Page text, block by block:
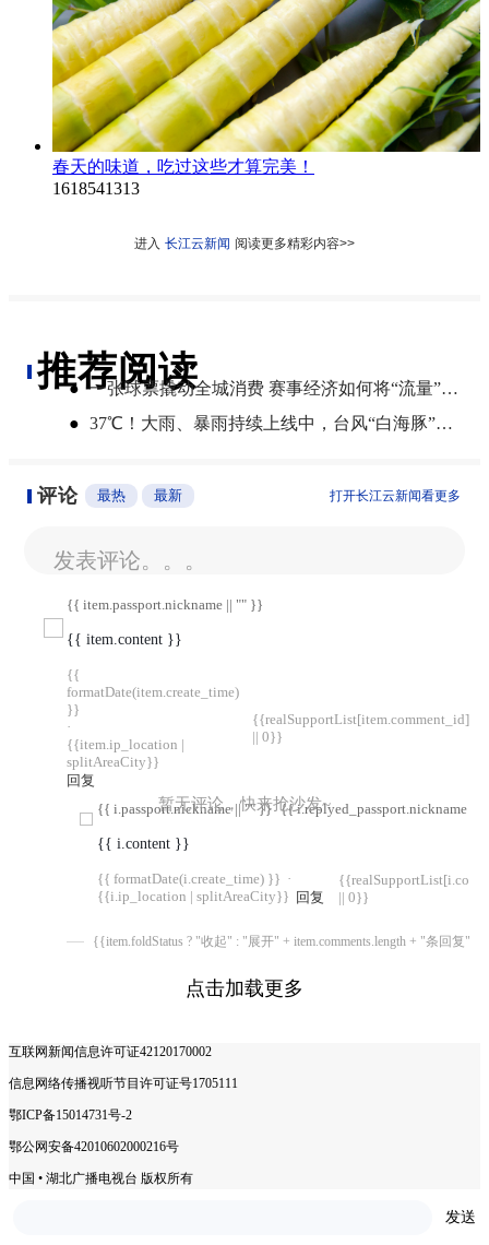
春天的味道，吃过这些才算完美！
1618541313
进入 长江云新闻 阅读更多精彩内容>>
推荐阅读
●
一张球票撬动全城消费 赛事经济如何将“流量”变“增量”
●
​37℃！大雨、暴雨持续上线中，台风“白海豚”将影响湖北
评论 最热 最新 打开长江云新闻看更多
发表评论。。。
{{ item.passport.nickname || "" }}
{{ item.content }}
{{
formatDate(item.create_time)
}}
·
{{item.ip_location |
splitAreaCity}}
回复
{{realSupportList[item.comment_id]
|| 0}}
{{ i.passport.nickname || "" }} {{ i.replyed_passport.nickname ||
{{ i.content }}
{{ formatDate(i.create_time) }} ·
{{i.ip_location | splitAreaCity}} 回复
|| 0}}
{{item.foldStatus ? "收起" : "展开" + item.comments.length + "条回复"}}
暂无评论，快来抢沙发~
点击加载更多
发送
互联网新闻信息许可证42120170002
信息网络传播视听节目许可证号1705111
鄂ICP备15014731号-2
鄂公网安备42010602000216号
中国 • 湖北广播电视台 版权所有